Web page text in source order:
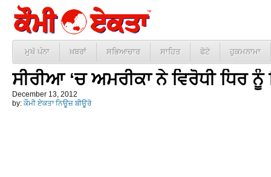
ਮੁਖੱ ਪੰਨਾ ਖ਼ਬਰਾਂ ਸਭਿਆਚਾਰ ਸਾਹਿਤ ਫੋਟੋ ਹੁਕਮਨਾਮਾ
ਸੀਰੀਆ ‘ਚ ਅਮਰੀਕਾ ਨੇ ਵਿਰੋਧੀ ਧਿਰ ਨੂੰ
December 13, 2012
by: ਕੌਮੀ ਏਕਤਾ ਨਿਊਜ਼ ਬੀਊਰੋ